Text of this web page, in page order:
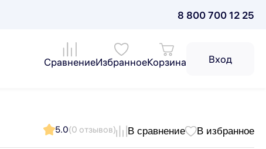
8 800 700 12 25
СравнениеИзбранноеКорзина Вход
5.0(0 отзывов) В сравнение В избранное